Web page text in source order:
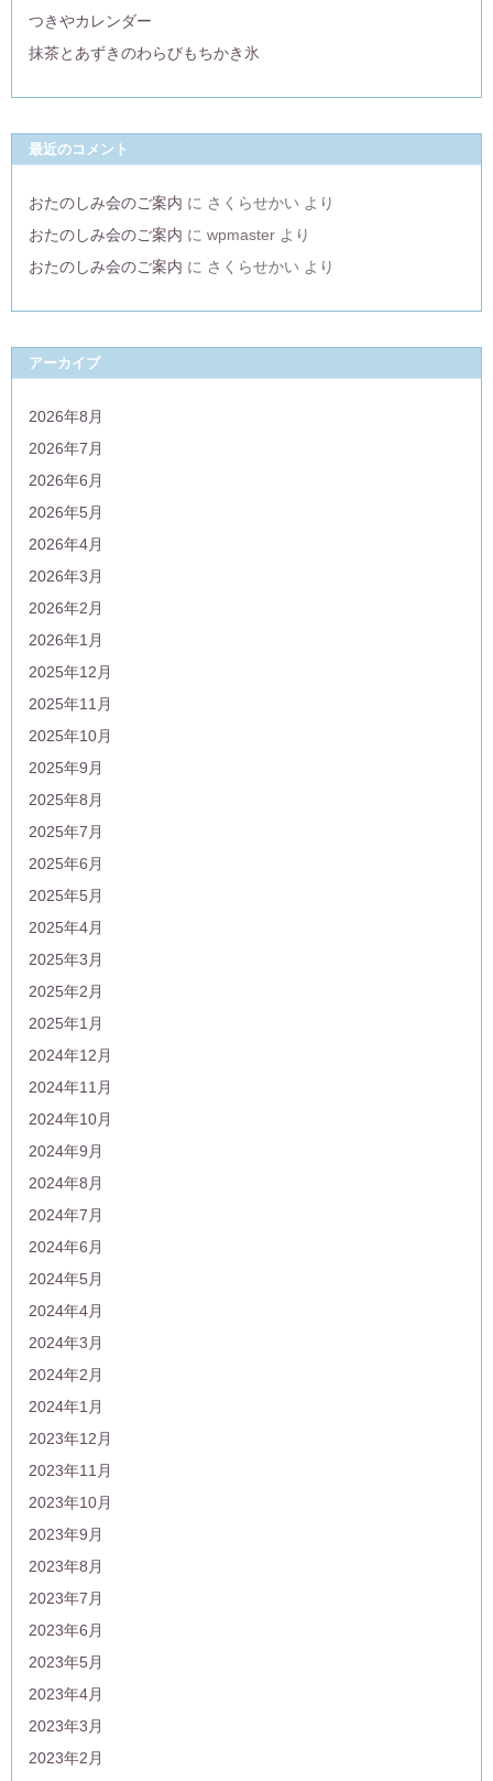
つきやカレンダー
抹茶とあずきのわらびもちかき氷
最近のコメント
おたのしみ会のご案内 に さくらせかい より
おたのしみ会のご案内 に wpmaster より
おたのしみ会のご案内 に さくらせかい より
アーカイブ
2026年8月
2026年7月
2026年6月
2026年5月
2026年4月
2026年3月
2026年2月
2026年1月
2025年12月
2025年11月
2025年10月
2025年9月
2025年8月
2025年7月
2025年6月
2025年5月
2025年4月
2025年3月
2025年2月
2025年1月
2024年12月
2024年11月
2024年10月
2024年9月
2024年8月
2024年7月
2024年6月
2024年5月
2024年4月
2024年3月
2024年2月
2024年1月
2023年12月
2023年11月
2023年10月
2023年9月
2023年8月
2023年7月
2023年6月
2023年5月
2023年4月
2023年3月
2023年2月